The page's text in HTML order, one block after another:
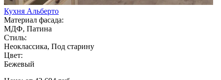
Кухня Альберто
Материал фасада:
МДФ, Патина
Стиль:
Неоклассика, Под старину
Цвет:
Бежевый